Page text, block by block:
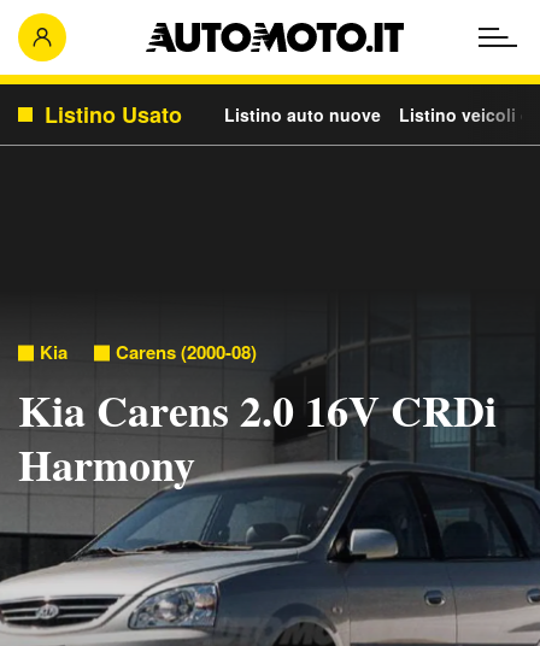
Listino Usato Listino auto nuove Listino veicoli
Kia Carens (2000-08)
Kia Carens 2.0 16V CRDi
Harmony